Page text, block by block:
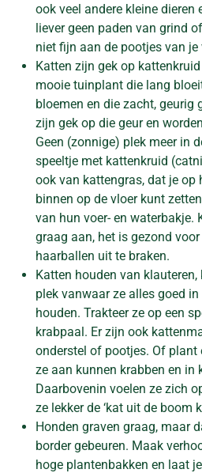
ook veel andere kleine dieren
liever geen paden van grind
niet fijn aan de pootjes van je
Katten zijn gek op
mooie tuinplant die lang
bloemen en die zacht, geurig
zijn gek op die geur en
Geen (zonnige) plek meer in
speeltje met kattenkruid
ook van kattengras, dat je op
binnen op de vloer kunt
van hun voer- en waterbakje.
graag aan, het is gezond
haarballen uit te braken.
Katten houden van
plek vanwaar ze alles goed
houden. Trakteer ze op een
krabpaal. Er zijn ook
onderstel of pootjes. Of plant
ze aan kunnen krabben en in
Daarbovenin voelen ze zich
ze lekker de ‘kat uit de boom
Honden graven graag, maar
border gebeuren. Maak
hoge plantenbakken en laat